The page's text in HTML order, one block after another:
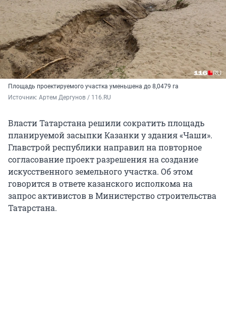
Площадь проектируемого участка уменьшена до 8,0479 га
Источник: Артем Дергунов / 116.RU
Власти Татарстана решили сократить площадь
планируемой засыпки Казанки у здания «Чаши».
Главстрой республики направил на повторное
согласование проект разрешения на создание
искусственного земельного участка. Об этом
говорится в ответе казанского исполкома на
запрос активистов в Министерство строительства
Татарстана.